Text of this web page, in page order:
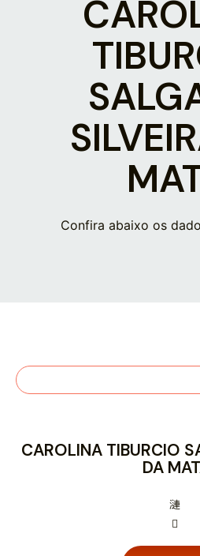
Confira abaixo os
CAROLINA TIBURCIO
DA